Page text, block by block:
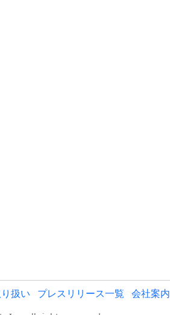
扱い プレスリリース一覧 会社案内